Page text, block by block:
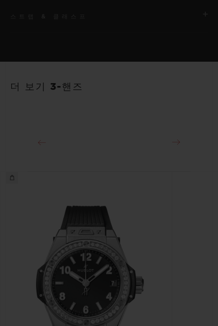
40시간
스트랩
더 보기 3-핸즈